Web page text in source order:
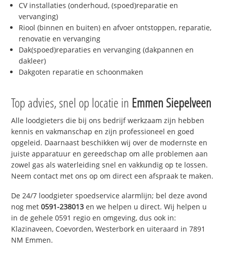
CV installaties (onderhoud, (spoed)reparatie en
vervanging)
Riool (binnen en buiten) en afvoer ontstoppen, reparatie,
renovatie en vervanging
Dak(spoed)reparaties en vervanging (dakpannen en
dakleer)
Dakgoten reparatie en schoonmaken
Top advies, snel op locatie in Emmen Siepelveen
Alle loodgieters die bij ons bedrijf werkzaam zijn hebben
kennis en vakmanschap en zijn professioneel en goed
opgeleid. Daarnaast beschikken wij over de modernste en
juiste apparatuur en gereedschap om alle problemen aan
zowel gas als waterleiding snel en vakkundig op te lossen.
Neem contact met ons op om direct een afspraak te maken.
De 24/7 loodgieter spoedservice alarmlijn; bel deze avond
nog met0591-238013 en we helpen u direct. Wij helpen u
in de gehele 0591 regio en omgeving, dus ook in:
Klazinaveen, Coevorden, Westerbork en uiteraard in 7891
NM Emmen.